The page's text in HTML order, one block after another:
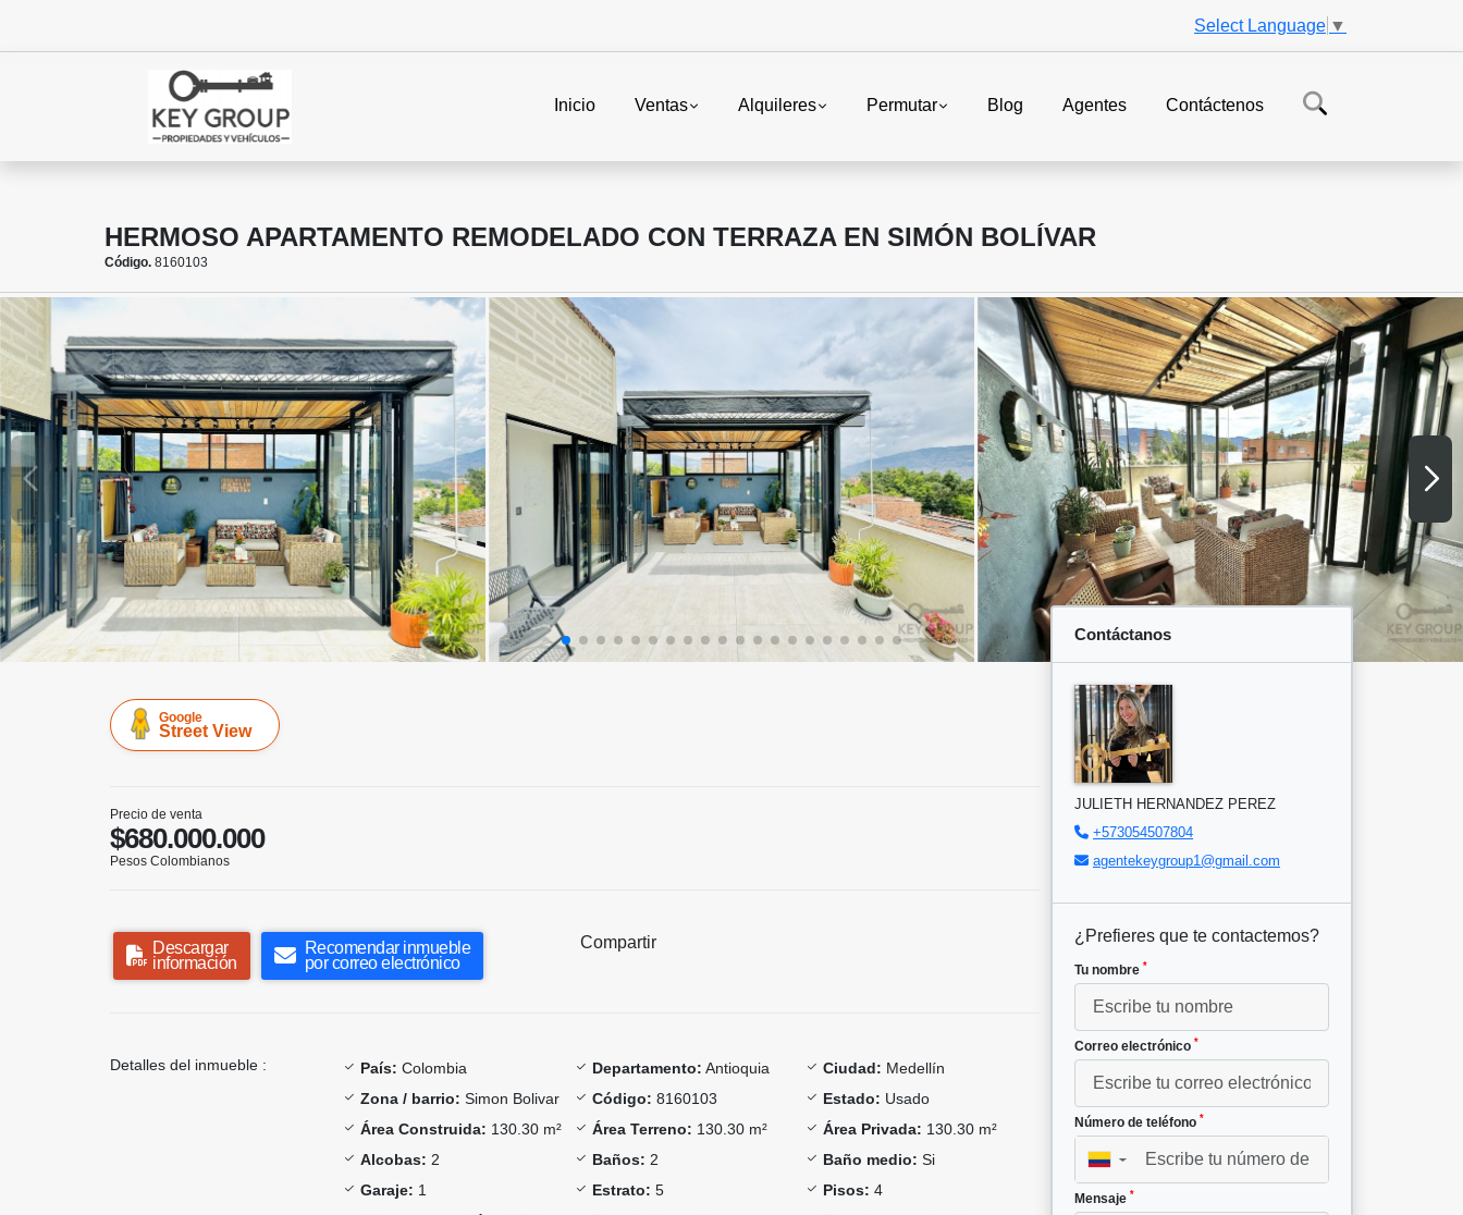
Select Language ▼
Inicio Ventas Alquileres Permutar Blog Agentes Contáctenos
HERMOSO APARTAMENTO REMODELADO CON TERRAZA EN SIMÓN BOLÍVAR
Código. 8160103
Google
Street View
Precio de venta
$680.000.000
Pesos Colombianos
Descargar
información
Recomendar inmueble
por correo electrónico
Compartir
Detalles del inmueble : País: Colombia Departamento: Antioquia Ciudad: Medellín
Zona / barrio: Simon Bolivar Código: 8160103 Estado: Usado
Área Construida: 130.30 m² Área Terreno: 130.30 m² Área Privada: 130.30 m²
Alcobas: 2 Baños: 2 Baño medio: Si
Garaje: 1 Estrato: 5 Pisos: 4
Contáctanos
JULIETH HERNANDEZ PEREZ
+573054507804
agentekeygroup1@gmail.com
¿Prefieres que te contactemos?
Tu nombre *
Correo electrónico *
Número de teléfono *
▼
Mensaje *